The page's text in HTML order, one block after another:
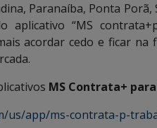
Paranaíba, Ponta
aplicativo “MS
acordar cedo e ficar
MS Contrata+
us/app/ms-contrata-p-